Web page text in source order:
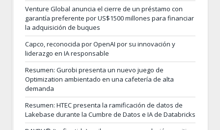
Venture Global anuncia el cierre de un préstamo con
garantía preferente por US$1500 millones para financiar
la adquisición de buques
Capco, reconocida por OpenAI por su innovación y
liderazgo en IA responsable
Resumen: Gurobi presenta un nuevo juego de
Optimization ambientado en una cafetería de alta
demanda
Resumen: HTEC presenta la ramificación de datos de
Lakebase durante la Cumbre de Datos e IA de Databricks